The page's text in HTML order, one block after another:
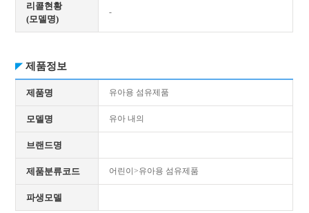
리콜현황
(모델명)
-
제품정보
제품명 유아용 섬유제품
모델명 유아 내의
브랜드명
제품분류코드 어린이>유아용 섬유제품
파생모델